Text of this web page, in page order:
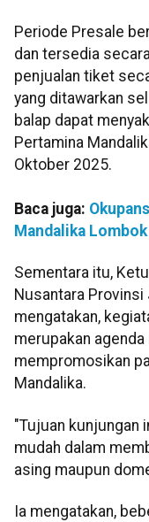
Periode Presale
dan tersedia
penjualan tiket
yang ditawarkan
balap dapat
Pertamina
Oktober 2025.
Baca juga:
Mandalika
Sementara itu,
Nusantara Provinsi
mengatakan,
merupakan
mempromosikan
Mandalika.
"Tujuan kunjungan
mudah dalam
asing maupun
Ia mengatakan,